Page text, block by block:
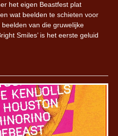
het eigen Beastfest plat
wat beelden te schieten voor
van die gruwelijke
Smiles’ is het eerste geluid